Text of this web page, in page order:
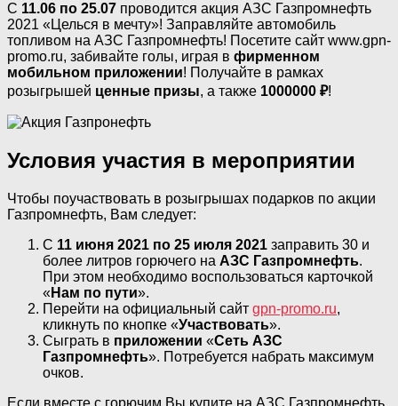
С 11.06 по 25.07 проводится акция АЗС Газпромнефть
2021 «Целься в мечту»! Заправляйте автомобиль
топливом на АЗС Газпромнефть! Посетите сайт www.gpn-
promo.ru, забивайте голы, играя в фирменном
мобильном приложении! Получайте в рамках
розыгрышей ценные призы, а также 1000000 ₽!
Условия участия в мероприятии
Чтобы поучаствовать в розыгрышах подарков по акции
Газпромнефть, Вам следует:
С 11 июня 2021 по 25 июля 2021 заправить 30 и
более литров горючего на АЗС Газпромнефть.
При этом необходимо воспользоваться карточкой
« Нам по пути».
Перейти на официальный сайт gpn-promo.ru,
кликнуть по кнопке «Участвовать».
Сыграть в приложении «Сеть АЗС
Газпромнефть». Потребуется набрать максимум
очков.
Если вместе с горючим Вы купите на АЗС Газпромнефть